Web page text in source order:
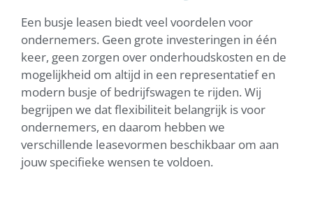
Een busje leasen biedt veel voordelen voor
ondernemers. Geen grote investeringen in één
keer, geen zorgen over onderhoudskosten en de
mogelijkheid om altijd in een representatief en
modern busje of bedrijfswagen te rijden. Wij
begrijpen we dat flexibiliteit belangrijk is voor
ondernemers, en daarom hebben we
verschillende leasevormen beschikbaar om aan
jouw specifieke wensen te voldoen.